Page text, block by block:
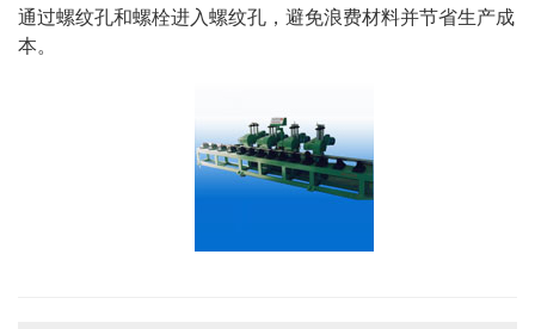
通过螺纹孔和螺栓进入螺纹孔，避免浪费材料并节省生产成
本。